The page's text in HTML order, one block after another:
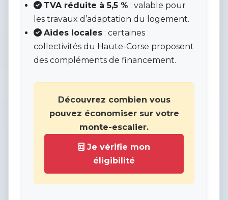
TVA réduite à 5,5 % : valable pour
les travaux d’adaptation du logement.
Aides locales : certaines
collectivités du Haute-Corse proposent
des compléments de financement.
Découvrez combien vous
pouvez économiser sur votre
monte-escalier.
Je vérifie mon
éligibilité